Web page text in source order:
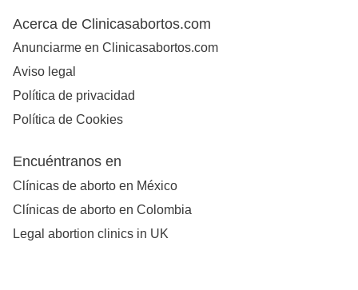
Acerca de Clinicasabortos.com
Anunciarme en Clinicasabortos.com
Aviso legal
Política de privacidad
Política de Cookies
Encuéntranos en
Clínicas de aborto en México
Clínicas de aborto en Colombia
Legal abortion clinics in UK